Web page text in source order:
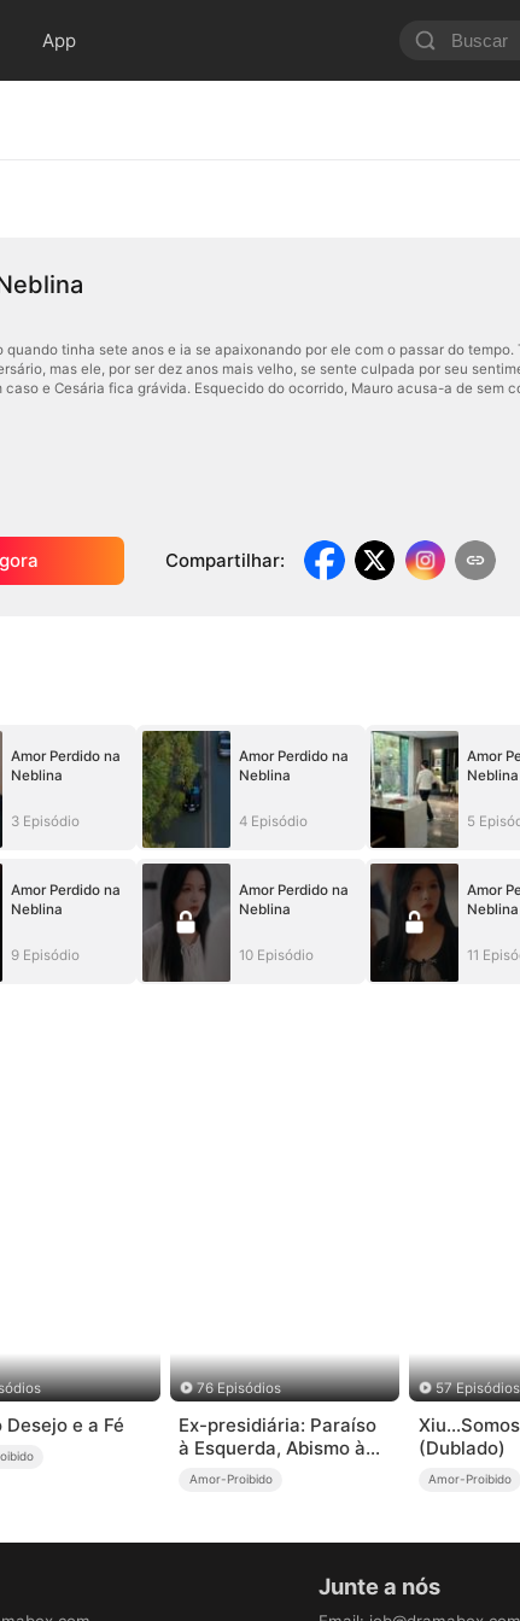
App
tinha sete anos e ia se apaixonando por ele com o passar do
mas ele, por ser dez anos mais velho, se sente culpada por seu
caso e Cesária fica grávida. Esquecido do ocorrido, Mauro acusa-a de sem
Compartilhar:
Amor Perdido na
Neblina
3 Episódio
Amor Perdido na
Neblina
4 Episódio
Amor
Neblina
5
Amor Perdido na
Neblina
9 Episódio
Amor Perdido na
Neblina
10 Episódio
Amor
Neblina
11
Desejo e a Fé
76 Episódios
Ex-presidiária: Paraíso
à Esquerda, Abismo à
Direita
Amor-Proibido
57 Episódios
(Dublado)
Amor-Proibido
Junte a nós